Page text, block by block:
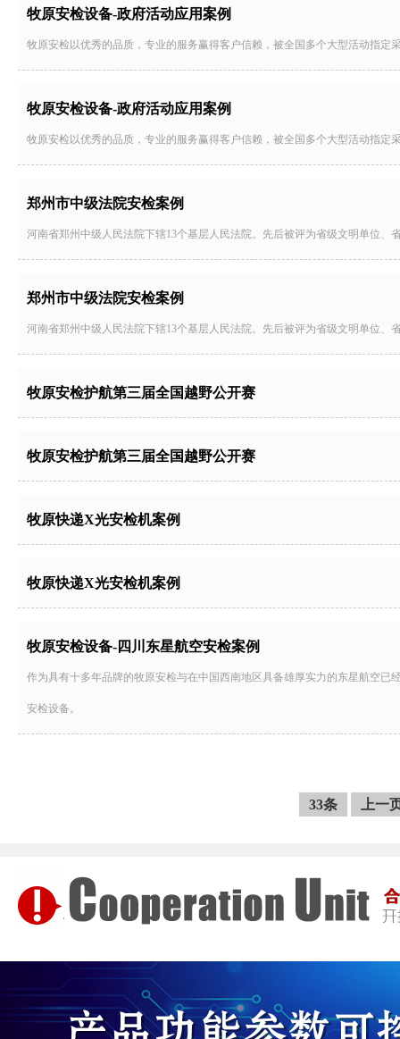
牧原安检设备-政府活动应用案例
牧原安检以优秀的品质，专业的服务赢得客户信赖，被全国多个大型活动指定
牧原安检设备-政府活动应用案例
牧原安检以优秀的品质，专业的服务赢得客户信赖，被全国多个大型活动指定
郑州市中级法院安检案例
河南省郑州中级人民法院下辖13个基层人民法院。先后被评为省级文明单位
郑州市中级法院安检案例
河南省郑州中级人民法院下辖13个基层人民法院。先后被评为省级文明单位
牧原安检护航第三届全国越野公开赛
牧原安检护航第三届全国越野公开赛
牧原快递X光安检机案例
牧原快递X光安检机案例
牧原安检设备-四川东星航空安检案例
作为具有十多年品牌的牧原安检与在中国西南地区具备雄厚实力的东星航空
安检设备。
33条 上一